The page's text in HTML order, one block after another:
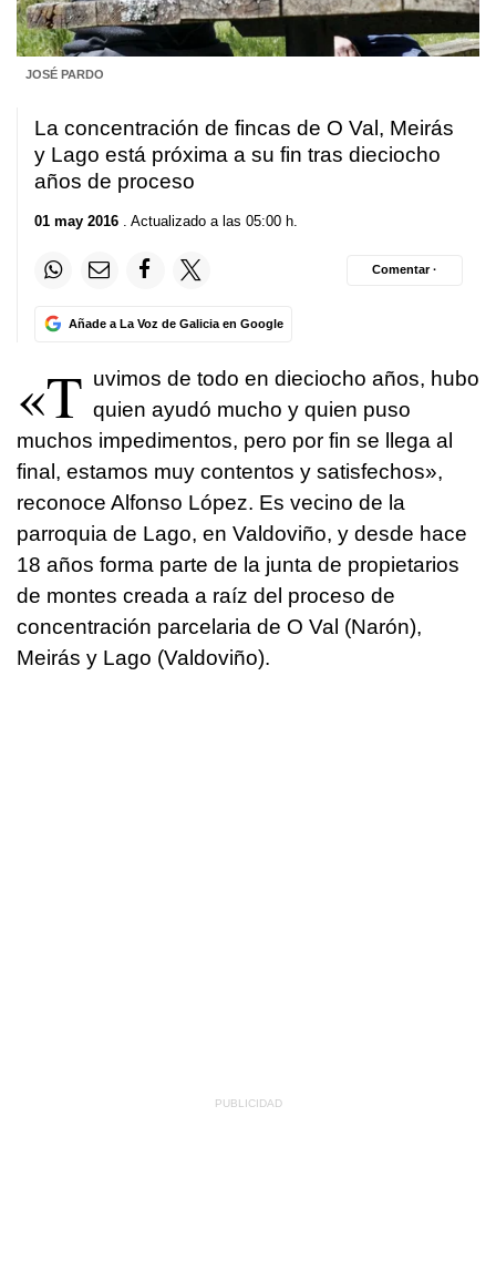
JOSÉ PARDO
La concentración de fincas de O Val, Meirás
y Lago está próxima a su fin tras dieciocho
años de proceso
01 may 2016 . Actualizado a las 05:00 h.
Añade a La Voz de Galicia en Google
Comentar ·
«T uvimos de todo en dieciocho años, hubo
quien ayudó mucho y quien puso
muchos impedimentos, pero por fin se llega al
final, estamos muy contentos y satisfechos»,
reconoce Alfonso López. Es vecino de la
parroquia de Lago, en Valdoviño, y desde hace
18 años forma parte de la junta de propietarios
de montes creada a raíz del proceso de
concentración parcelaria de O Val (Narón),
Meirás y Lago (Valdoviño).